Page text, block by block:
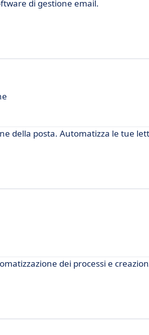
di gestione email.
della posta. Automatizza le tue
dei processi e